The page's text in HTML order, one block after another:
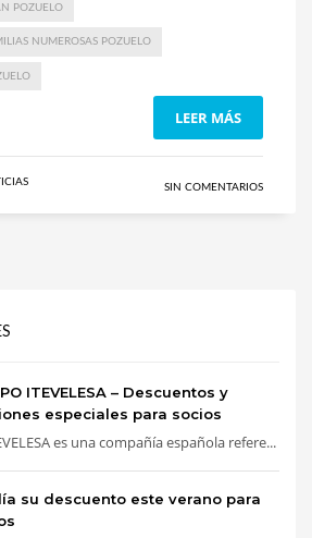
POZUELO
NUMEROSAS POZUELO
LEER MÁS
SIN COMENTARIOS
ITEVELESA – Descuentos y
especiales para socios
es una compañía española refere...
su descuento este verano para